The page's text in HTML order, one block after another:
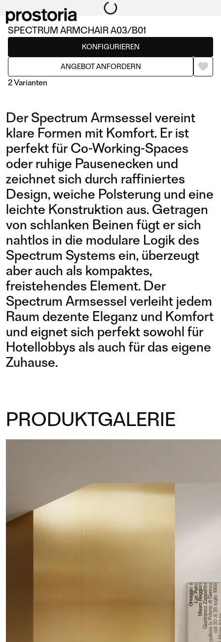
SPECTRUM ARMCHAIR A03/B01
KONFIGURIEREN
ANGEBOT ANFORDERN
2 Varianten
ARMCHAIR A03/B01 ARMCHAIR A02/B02
Der Spectrum Armsessel vereint
klare Formen mit Komfort. Er ist
perfekt für Co-Working-Spaces
oder ruhige Pausenecken und
zeichnet sich durch raffiniertes
Design, weiche Polsterung und eine
leichte Konstruktion aus. Getragen
von schlanken Beinen fügt er sich
nahtlos in die modulare Logik des
Spectrum Systems ein, überzeugt
aber auch als kompaktes,
freistehendes Element. Der
Spectrum Armsessel verleiht jedem
Raum dezente Eleganz und Komfort
und eignet sich perfekt sowohl für
Hotellobbys als auch für das eigene
Zuhause.
PRODUKTGALERIE